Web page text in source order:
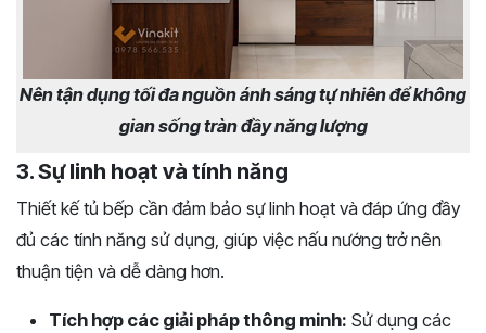
Nên tận dụng tối đa nguồn ánh sáng tự nhiên để không
gian sống tràn đầy năng lượng
3. Sự linh hoạt và tính năng
Thiết kế tủ bếp cần đảm bảo sự linh hoạt và đáp ứng đầy
đủ các tính năng sử dụng, giúp việc nấu nướng trở nên
thuận tiện và dễ dàng hơn.
Tích hợp các giải pháp thông minh: Sử dụng các